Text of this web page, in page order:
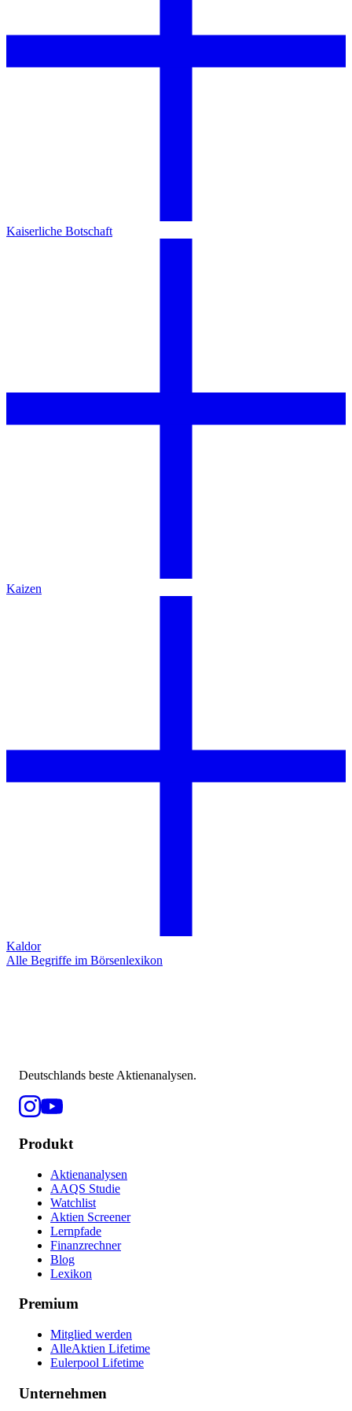
Kaiserliche Botschaft
Kaizen
Kaldor
Alle Begriffe im Börsenlexikon
Deutschlands beste Aktienanalysen.
Produkt
Aktienanalysen
AAQS Studie
Watchlist
Aktien Screener
Lernpfade
Finanzrechner
Blog
Lexikon
Premium
Mitglied werden
AlleAktien Lifetime
Eulerpool Lifetime
Unternehmen